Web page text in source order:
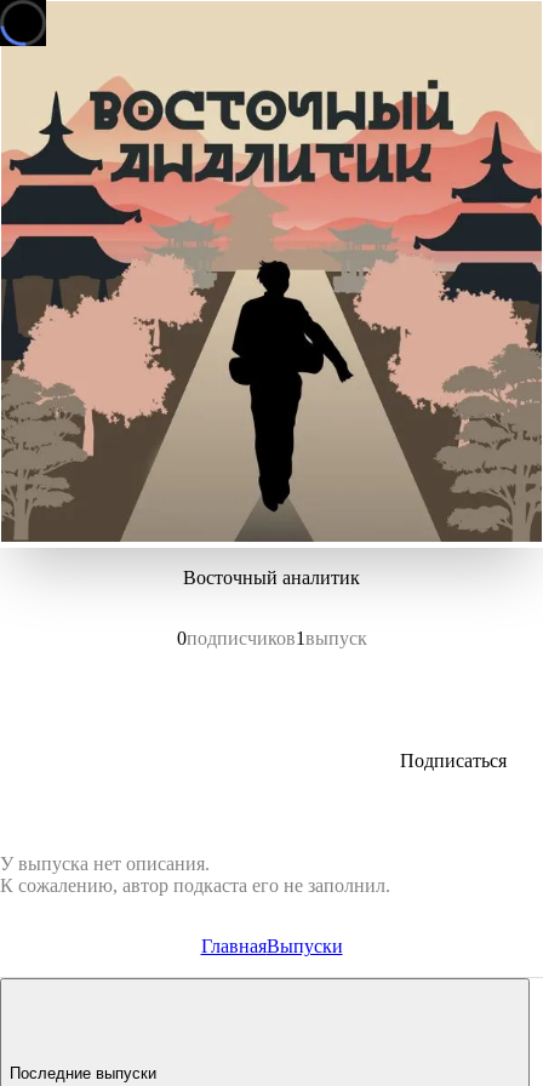
Восточный аналитик
0подписчиков1выпуск
Подписаться
У выпуска нет описания.
К сожалению, автор подкаста его не заполнил.
ГлавнаяВыпуски
Последние выпуски